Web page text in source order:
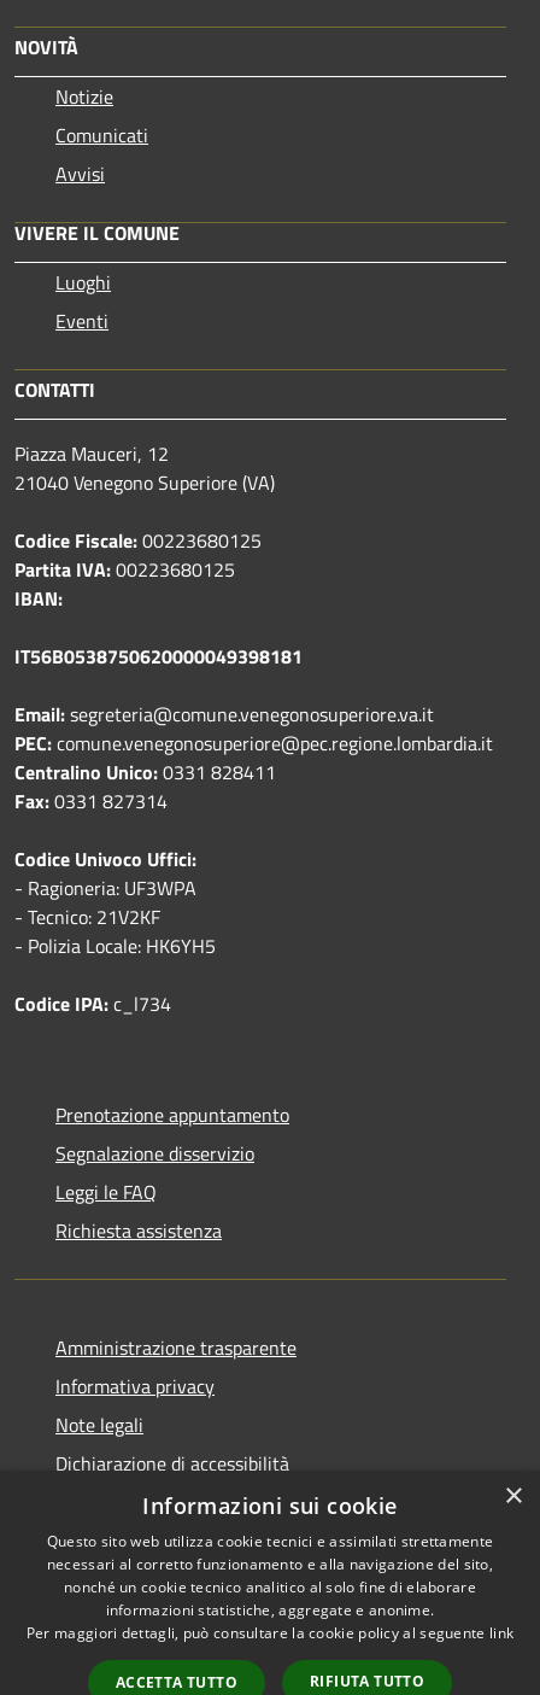
NOVITÀ
Notizie
Comunicati
Avvisi
VIVERE IL COMUNE
Luoghi
Eventi
CONTATTI
Piazza Mauceri, 12
21040 Venegono Superiore (VA)
Codice Fiscale:00223680125
Partita IVA:00223680125
IBAN:
IT56B0538750620000049398181
Email:segreteria@comune.venegonosuperiore.va.it
PEC:comune.venegonosuperiore@pec.regione.lombardia.it
Centralino Unico:0331 828411
Fax:0331 827314
Codice Univoco Uffici:
- Ragioneria: UF3WPA
- Tecnico: 21V2KF
- Polizia Locale: HK6YH5
Codice IPA:c_l734
Prenotazione appuntamento
Segnalazione disservizio
Leggi le FAQ
Richiesta assistenza
Amministrazione trasparente
Informativa privacy
Note legali
Dichiarazione di accessibilità
Accessibilità
Privacy
Copyright © 2026 • Comune di
Venegono Superiore • Powered
byMunicipium•Accesso
redazione
×
Informazioni sui cookie
Questo sito web utilizza cookie tecnici e assimilati strettamente
necessari al corretto funzionamento e alla navigazione del sito,
nonché un cookie tecnico analitico al solo fine di elaborare
informazioni statistiche, aggregate e anonime.
Per maggiori dettagli, può consultare la cookie policy al seguente link
ACCETTA TUTTO RIFIUTA TUTTO